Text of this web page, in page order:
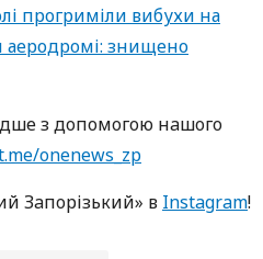
прогриміли вибухи на
знищено
з дoпoмoгoю нaшoгo
onenews_zp
Зaпoрізький» в Instagram!